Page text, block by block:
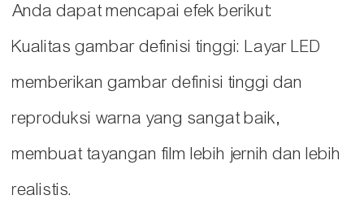
Anda dapat mencapai efek berikut:
Kualitas gambar definisi tinggi: Layar LED
memberikan gambar definisi tinggi dan
reproduksi warna yang sangat baik,
membuat tayangan film lebih jernih dan lebih
realistis.